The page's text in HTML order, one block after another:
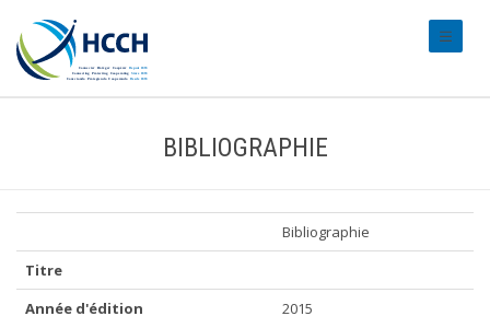
BIBLIOGRAPHIE
Bibliographie
Titre
Année d'édition
2015